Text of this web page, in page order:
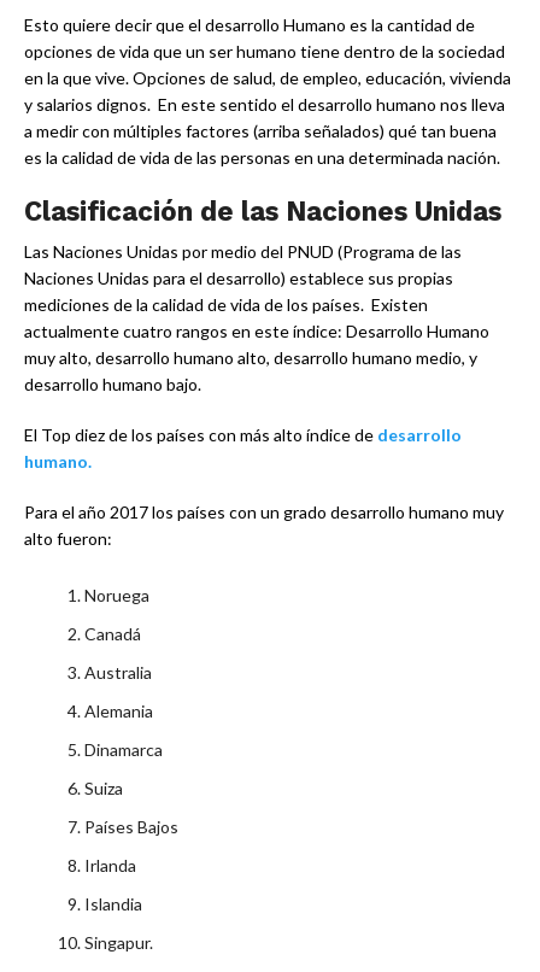
Esto quiere decir que el desarrollo Humano es la cantidad de
opciones de vida que un ser humano tiene dentro de la sociedad
en la que vive. Opciones de salud, de empleo, educación, vivienda
y salarios dignos. En este sentido el desarrollo humano nos lleva
a medir con múltiples factores (arriba señalados) qué tan buena
es la calidad de vida de las personas en una determinada nación.
Clasificación de las Naciones Unidas
Las Naciones Unidas por medio del PNUD (Programa de las
Naciones Unidas para el desarrollo) establece sus propias
mediciones de la calidad de vida de los países. Existen
actualmente cuatro rangos en este índice: Desarrollo Humano
muy alto, desarrollo humano alto, desarrollo humano medio, y
desarrollo humano bajo.
El Top diez de los países con más alto índice de desarrollo
humano.
Para el año 2017 los países con un grado desarrollo humano muy
alto fueron:
Noruega
Canadá
Australia
Alemania
Dinamarca
Suiza
Países Bajos
Irlanda
Islandia
Singapur.